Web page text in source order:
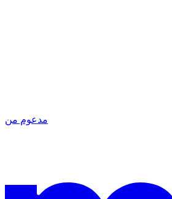
مدعوم من